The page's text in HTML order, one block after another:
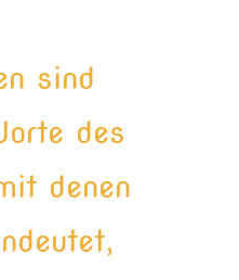
sind
des
denen